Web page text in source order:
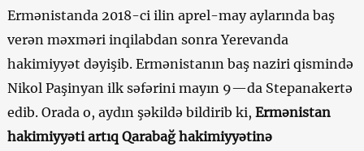
Ermənistanda 2018-ci ilin aprel-may aylarında baş
verən məxməri inqilabdan sonra Yerevanda
hakimiyyət dəyişib. Ermənistanın baş naziri qismində
Nikol Paşinyan ilk səfərini mayın 9—da Stepanakertə
edib. Orada o, aydın şəkildə bildirib ki, Ermənistan
hakimiyyəti artıq Qarabağ hakimiyyətinə